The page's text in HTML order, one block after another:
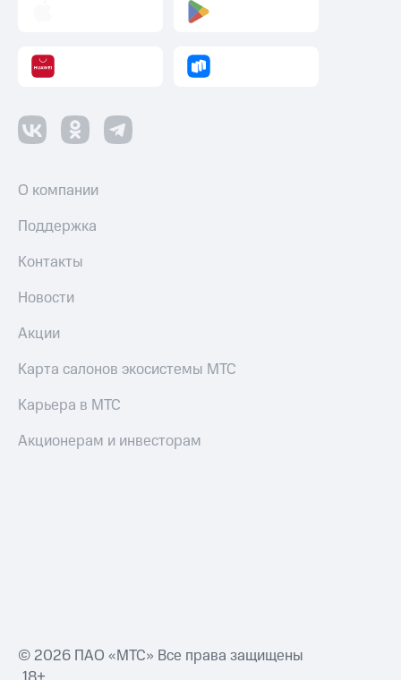
О компании
Поддержка
Контакты
Новости
Акции
Карта салонов экосистемы МТС
Карьера в МТС
Акционерам и инвесторам
© 2026 ПАО «МТС» Все права защищены